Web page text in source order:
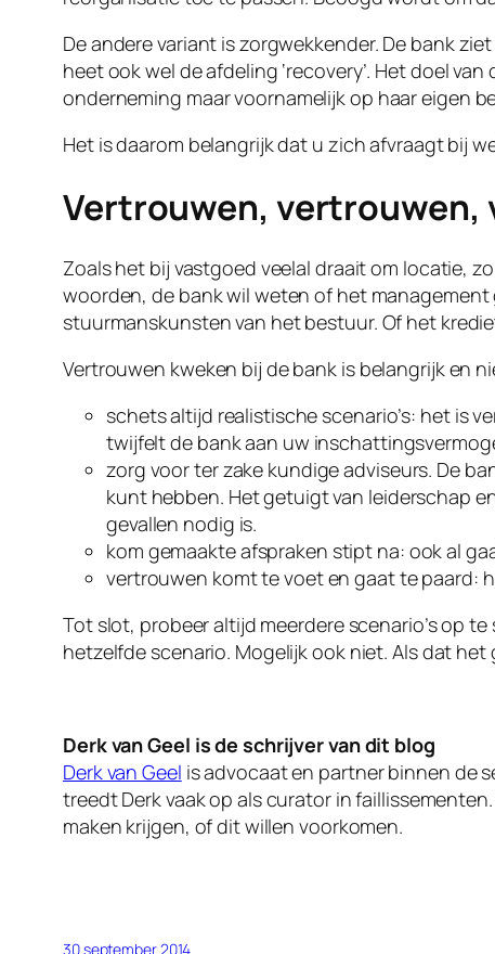
De andere variant is zorgwekkender. De bank
heet ook wel de afdeling ‘recovery’. Het doel
onderneming maar voornamelijk op haar eigen
Het is daarom belangrijk dat u zich afvraagt bij
Vertrouwen, vertrouwen,
Zoals het bij vastgoed veelal draait om locatie,
woorden, de bank wil weten of het
stuurmanskunsten van het bestuur. Of het
Vertrouwen kweken bij de bank is belangrijk en
schets altijd realistische scenario’s: het is
twijfelt de bank aan uw
zorg voor ter zake kundige adviseurs. De
kunt hebben. Het getuigt van leiderschap
gevallen nodig is.
kom gemaakte afspraken stipt na: ook al
vertrouwen komt te voet en gaat te paard:
Tot slot, probeer altijd meerdere scenario’s op
hetzelfde scenario. Mogelijk ook niet. Als dat
Derk van Geel is de schrijver van dit blog
Derk van Geel is advocaat en partner binnen de
treedt Derk vaak op als curator in
maken krijgen, of dit willen voorkomen.
30 september 2014